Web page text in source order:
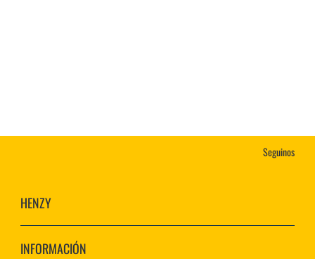
Seguinos
HENZY
INFORMACIÓN